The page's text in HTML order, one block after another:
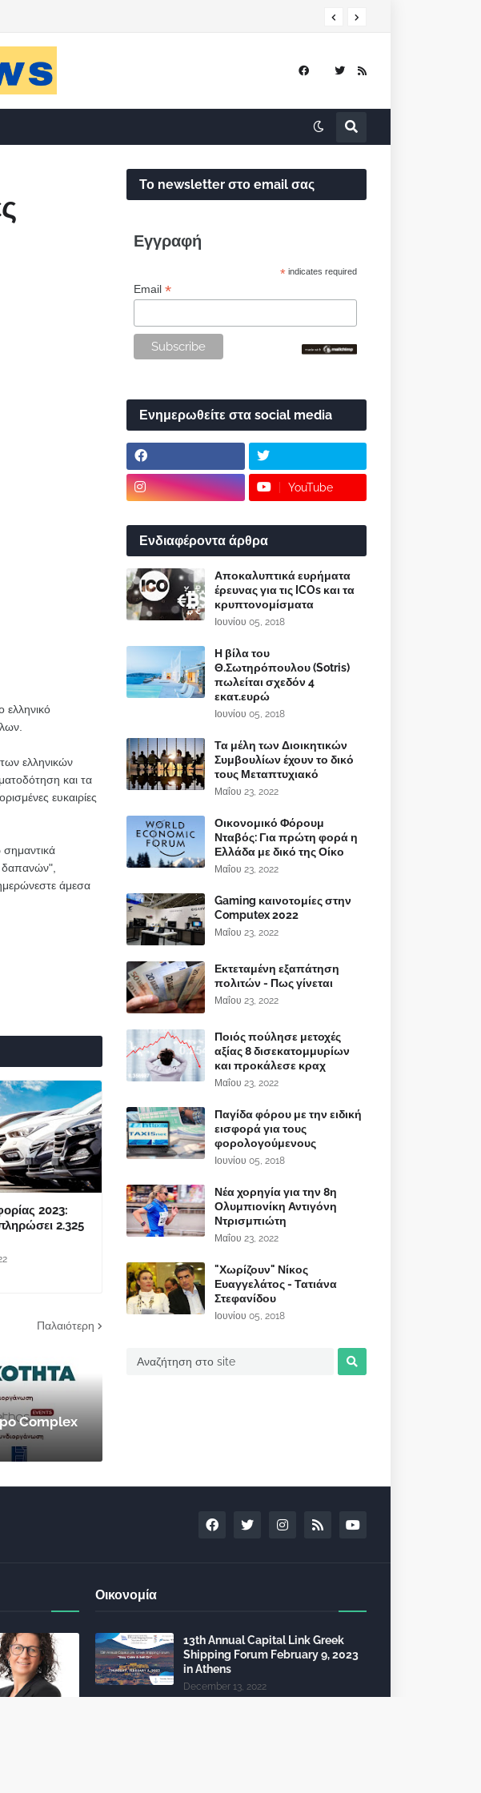
ελληνικό
ελληνικών
και τα
ευκαιρίες
σημαντικά
δαπανών",
άμεσα
2023:
2.325
Παλαιότερη
Complex
Το newsletter στο email σας
Εγγραφή
* indicates required
Email *
Ενημερωθείτε στα social media
YouTube
Ενδιαφέροντα άρθρα
Αποκαλυπτικά ευρήματα
έρευνας για τις ICOs και τα
κρυπτονομίσματα
Ιουνίου 05, 2018
Η βίλα του
Θ.Σωτηρόπουλου (Sotris)
πωλείται σχεδόν 4
εκατ.ευρώ
Ιουνίου 05, 2018
Τα μέλη των Διοικητικών
Συμβουλίων έχουν το δικό
τους Μεταπτυχιακό
Μαΐου 23, 2022
Οικονομικό Φόρουμ
Νταβός: Για πρώτη φορά η
Ελλάδα με δικό της Οίκο
Μαΐου 23, 2022
Gaming καινοτομίες στην
Computex 2022
Μαΐου 23, 2022
Εκτεταμένη εξαπάτηση
πολιτών - Πως γίνεται
Μαΐου 23, 2022
Ποιός πούλησε μετοχές
αξίας 8 δισεκατομμυρίων
και προκάλεσε κραχ
Μαΐου 23, 2022
Παγίδα φόρου με την ειδική
εισφορά για τους
φορολογούμενους
Ιουνίου 05, 2018
Νέα χορηγία για την 8η
Ολυμπιονίκη Αντιγόνη
Ντρισμπιώτη
Μαΐου 23, 2022
"Χωρίζουν" Νίκος
Ευαγγελάτος - Τατιάνα
Στεφανίδου
Ιουνίου 05, 2018
Οικονομία
13th Annual Capital Link Greek
Shipping Forum February 9, 2023
in Athens
December 13, 2022